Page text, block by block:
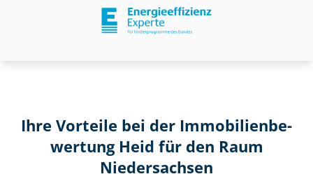
Ihre Vorteile bei der Im­mo­bi­li­en­be­
wer­tung Heid für den Raum
Niedersachsen